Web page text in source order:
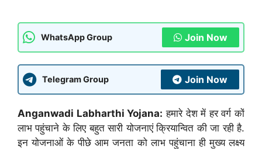
WhatsApp Group Join Now
Telegram Group Join Now
Anganwadi Labharthi Yojana: हमारे देश में हर वर्ग कों
लाभ पहुंचाने के लिए बहुत सारी योजनाएं क्रियान्वित की जा रही है.
इन योजनाओं के पीछे आम जनता को लाभ पहुंचाना ही मुख्य लक्ष्य